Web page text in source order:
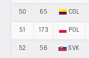
50 65 COL
51 173 POL
52 56 SVK